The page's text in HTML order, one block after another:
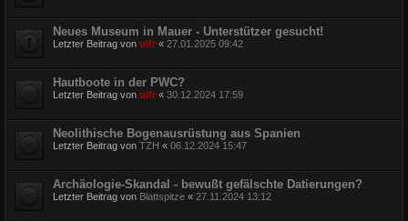
Neues Museum in Mauer - Unterstützer gesucht!
Letzter Beitrag von ulfr « 27.01.2025 09:42
Hautboote in der PWC?
Letzter Beitrag von ulfr « 30.12.2024 17:59
Neolithische Bogenausrüstung aus Spanien
Letzter Beitrag von TZH « 06.12.2024 15:47
Archäologie-Skandal - bewußt gefälschte Datierungen?
Letzter Beitrag von Blattspitze « 27.11.2024 13:12